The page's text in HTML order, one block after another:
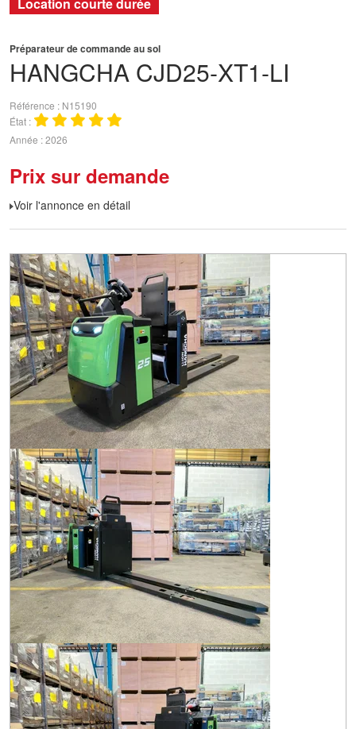
HANGCHA CJD25-XT1-LI
Préparateur de commande au sol
Référence
N15190
État
Année 2026
Prix sur demande
Voir l'annonce en détail